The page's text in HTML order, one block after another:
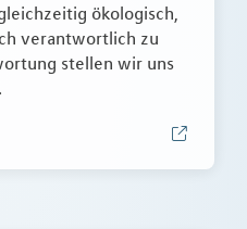
ökologisch,
verantwortlich zu
stellen wir uns